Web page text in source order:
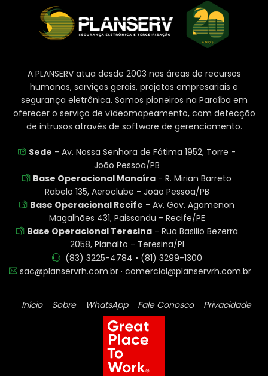
A PLANSERV atua desde 2003 nas áreas de recursos
humanos, serviços gerais, projetos empresariais e
segurança eletrônica. Somos pioneiros na Paraíba em
oferecer o serviço de vídeomapeamento, com detecção
de intrusos através de software de gerenciamento.
Sede - Av. Nossa Senhora de Fátima 1952, Torre -
João Pessoa/PB
Base Operacional Manaíra - R. Mirian Barreto
Rabelo 135, Aeroclube - João Pessoa/PB
Base Operacional Recife - Av. Gov. Agamenon
Magalhães 431, Paissandu - Recife/PE
Base Operacional Teresina- Rua Basilio Bezerra
2058, Planalto - Teresina/PI
(83) 3225-4784 • (81) 3299-1300
sac@planservrh.com.br · comercial@planservrh.com.br
Início Sobre WhatsApp Fale Conosco Privacidade